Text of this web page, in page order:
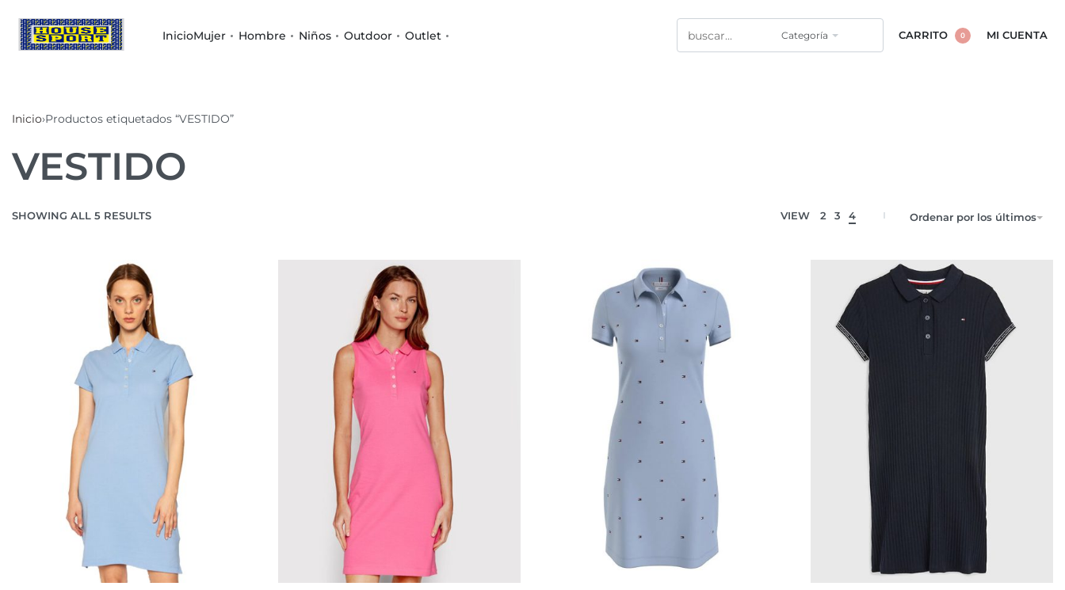
InicioMujer Hombre Niños Outdoor Outlet Categoría CARRITO 0 MI CUENTA
Inicio›Productos etiquetados “VESTIDO”
VESTIDO
SHOWING ALL 5 RESULTS VIEW 2 3 4 Ordenar por los últimos